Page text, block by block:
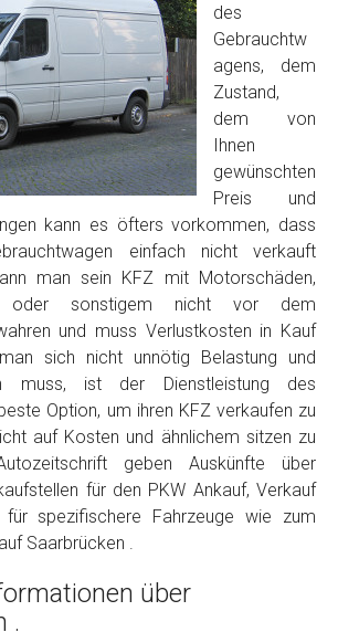
?*
des
Gebrauchtw
agens, dem
Zustand,
dem von
Ihnen
gewünschten
Preis und
kann es öfters vorkommen, dass
einfach nicht verkauft
man sein KFZ mit Motorschäden,
oder sonstigem nicht vor dem
und muss Verlustkosten in Kauf
sich nicht unnötig Belastung und
muss, ist der Dienstleistung des
Option, um ihren KFZ verkaufen zu
auf Kosten und ähnlichem sitzen zu
geben Auskünfte über
für den PKW Ankauf, Verkauf
spezifischere Fahrzeuge wie zum
Saarbrücken .
über
.